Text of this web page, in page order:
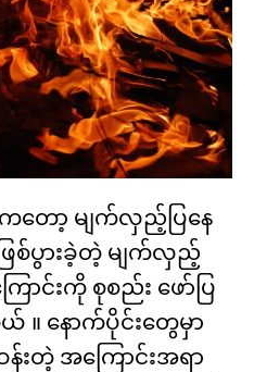
ကတော့ မျက်လှည့်ပြနေ
စ်ပွားခဲ့တဲ့ မျက်လှည့်
ာင်းကို စုစည်း ဖော်ပြ
။ နောက်ပိုင်းတွေမှာ
တဲ့ အကြောင်းအရာ